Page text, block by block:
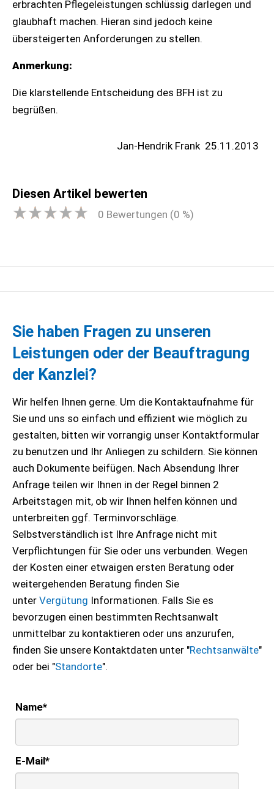
erbrachten Pflegeleistungen schlüssig darlegen und
glaubhaft machen. Hieran sind jedoch keine
übersteigerten Anforderungen zu stellen.
Anmerkung:
Die klarstellende Entscheidung des BFH ist zu
begrüßen.
Jan-Hendrik Frank 25.11.2013
Diesen Artikel bewerten
0 Bewertungen (0 %)
Sie haben Fragen zu unseren
Leistungen oder der Beauftragung
der Kanzlei?
Wir helfen Ihnen gerne. Um die Kontaktaufnahme für
Sie und uns so einfach und effizient wie möglich zu
gestalten, bitten wir vorrangig unser Kontaktformular
zu benutzen und Ihr Anliegen zu schildern. Sie können
auch Dokumente beifügen. Nach Absendung Ihrer
Anfrage teilen wir Ihnen in der Regel binnen 2
Arbeitstagen mit, ob wir Ihnen helfen können und
unterbreiten ggf. Terminvorschläge.
Selbstverständlich ist Ihre Anfrage nicht mit
Verpflichtungen für Sie oder uns verbunden. Wegen
der Kosten einer etwaigen ersten Beratung oder
weitergehenden Beratung finden Sie
unter Vergütung Informationen. Falls Sie es
bevorzugen einen bestimmten Rechtsanwalt
unmittelbar zu kontaktieren oder uns anzurufen,
finden Sie unsere Kontaktdaten unter "Rechtsanwälte"
oder bei "Standorte".
Name*
E-Mail*